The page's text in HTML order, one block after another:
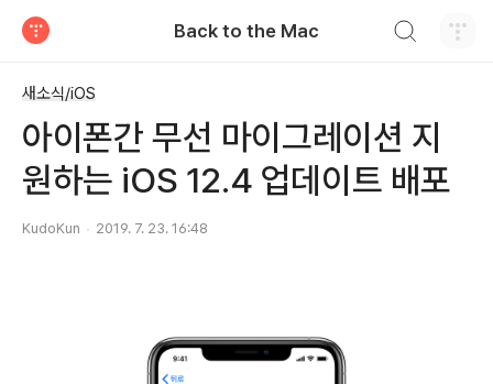
Back to the Mac
새소식/iOS
아이폰간 무선 마이그레이션 지
원하는 iOS 12.4 업데이트 배포
KudoKun 2019. 7. 23. 16:48